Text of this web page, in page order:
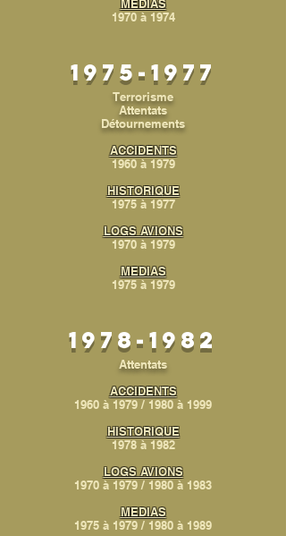
MEDIAS
1970 à 1974
1975-1977
Terrorisme
Attentats
Détournements
ACCIDENTS
1960 à 1979
HISTORIQUE
1975 à 1977
LOGS AVIONS
1970 à 1979
MEDIAS
1975 à 1979
1978-1982
Attentats
ACCIDENTS
1960 à 1979 / 1980 à 1999
HISTORIQUE
1978 à 1982
LOGS AVIONS
1970 à 1979 / 1980 à 1983
MEDIAS
1975 à 1979 / 1980 à 1989